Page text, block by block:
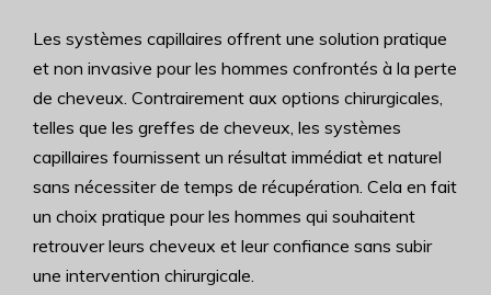
Les systèmes capillaires offrent une solution pratique
et non invasive pour les hommes confrontés à la perte
de cheveux. Contrairement aux options chirurgicales,
telles que les greffes de cheveux, les systèmes
capillaires fournissent un résultat immédiat et naturel
sans nécessiter de temps de récupération. Cela en fait
un choix pratique pour les hommes qui souhaitent
retrouver leurs cheveux et leur confiance sans subir
une intervention chirurgicale.